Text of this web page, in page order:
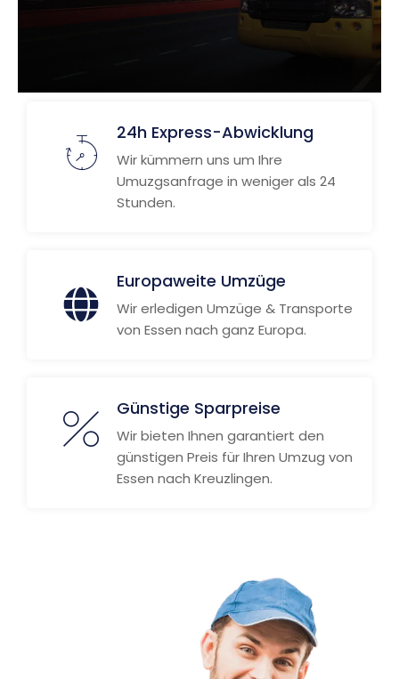
24h Express-Abwicklung
Wir kümmern uns um Ihre
Umuzgsanfrage in weniger als 24
Stunden.
Europaweite Umzüge
Wir erledigen Umzüge & Transporte
von Essen nach ganz Europa.
Günstige Sparpreise
Wir bieten Ihnen garantiert den
günstigen Preis für Ihren Umzug von
Essen nach Kreuzlingen.